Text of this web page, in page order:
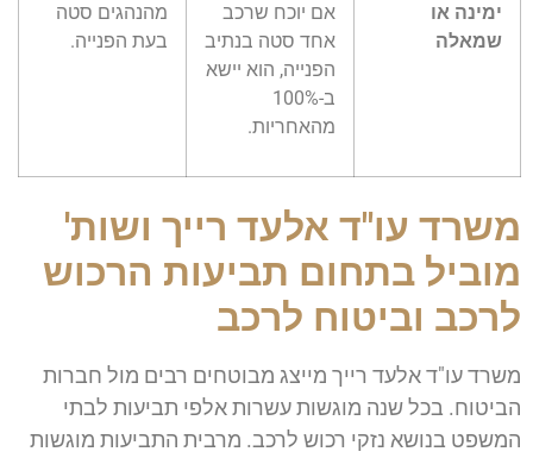
ימינה או
שמאלה
אם יוכח שרכב
אחד סטה בנתיב
הפנייה, הוא יישא
ב-100%
מהאחריות.
מהנהגים סטה
בעת הפנייה.
משרד עו"ד אלעד רייך ושות'
מוביל בתחום תביעות הרכוש
לרכב וביטוח לרכב
משרד עו"ד אלעד רייך מייצג מבוטחים רבים מול חברות
הביטוח. בכל שנה מוגשות עשרות אלפי תביעות לבתי
המשפט בנושא נזקי רכוש לרכב. מרבית התביעות מוגשות